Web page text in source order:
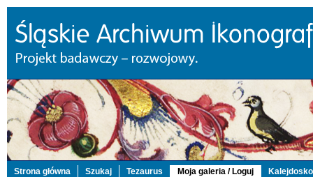
Strona główna Szukaj Tezaurus Moja galeria / Loguj